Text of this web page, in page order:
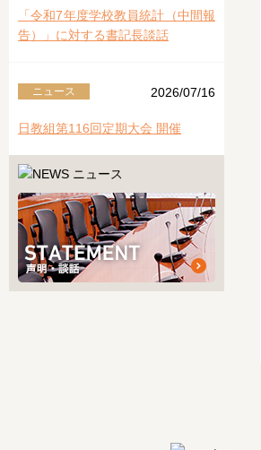
「令和7年度学校教員統計（中間報
告）」に対する書記長談話
ニュース 2026/07/16
日教組第116回定期大会 開催